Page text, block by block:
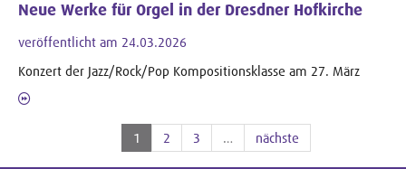
Neue Werke für Orgel in der Dresdner Hofkirche
veröffentlicht am 24.03.2026
Konzert der Jazz/Rock/Pop Kompositionsklasse am 27. März
1 2 3 … nächste